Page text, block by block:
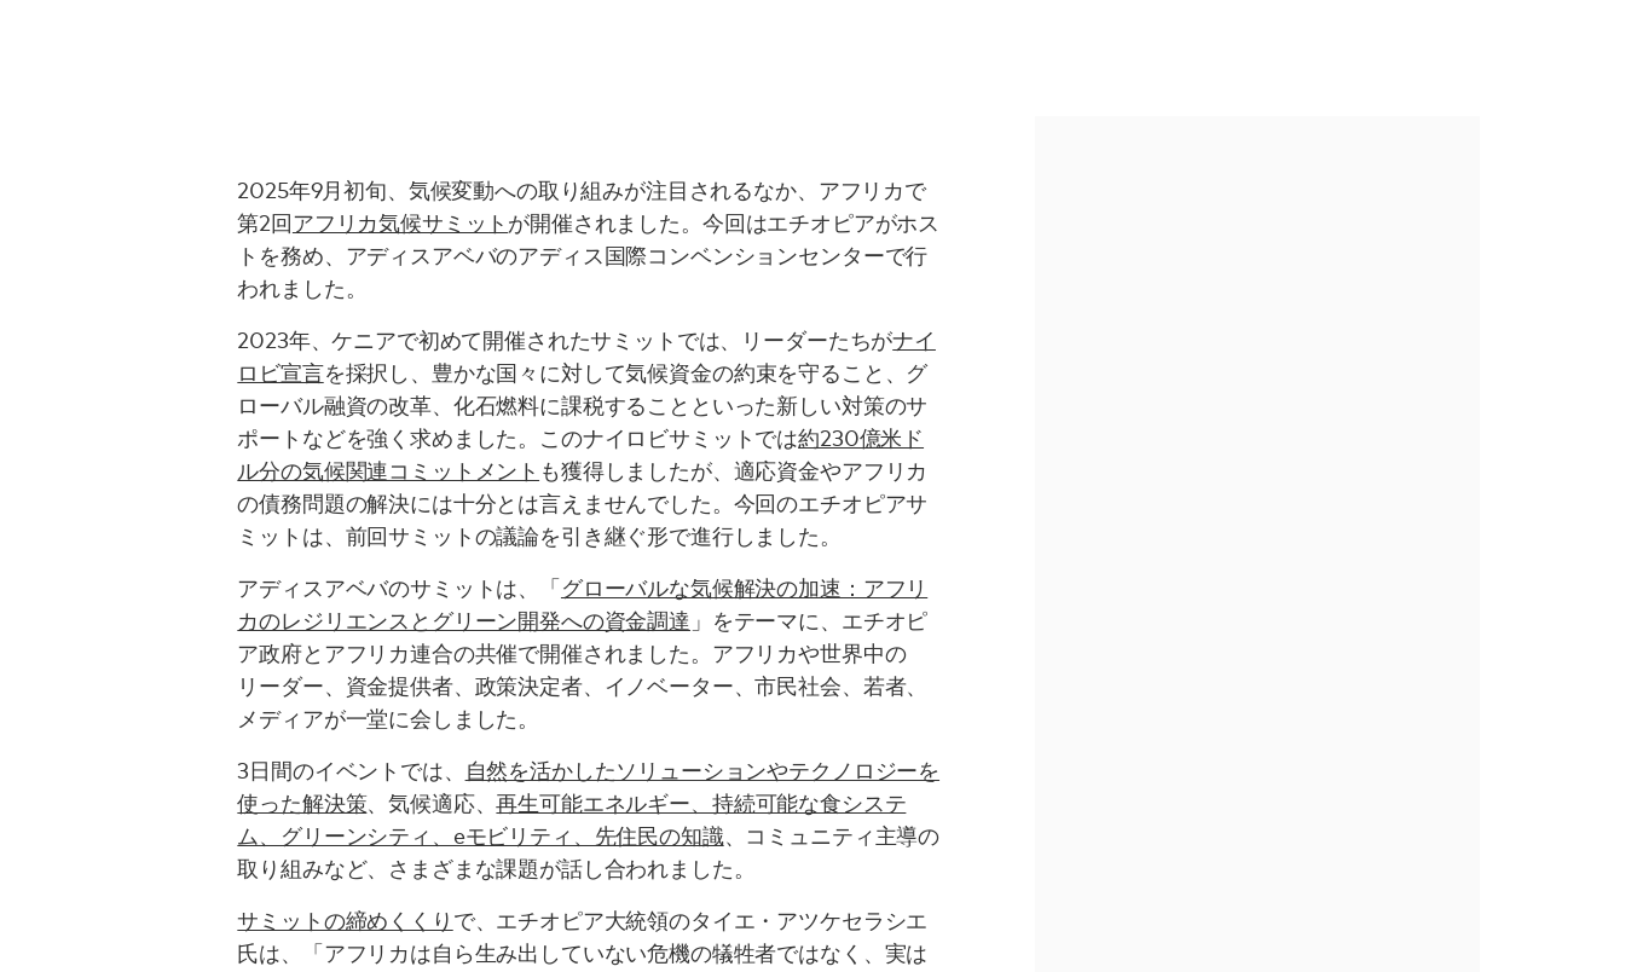
2025年9月初旬、気候変動への取り組みが注目されるなか、アフリカで
第2回アフリカ気候サミット が開催されました。今回はエチオピアがホス
トを務め、アディスアベバのアディス国際コンベンションセンターで行
われました。
2023年、ケニアで初めて開催されたサミットでは、リーダーたちがナイ
ロビ宣言を採択し、豊かな国々に対して気候資金の約束を守ること、グ
ローバル融資の改革、化石燃料に課税することといった新しい対策のサ
ポートなどを強く求めました。このナイロビサミットでは約230億米ド
ル分の気候関連コミットメント も獲得しましたが、適応資金やアフリカ
の債務問題の解決には十分とは言えませんでした。今回のエチオピアサ
ミットは、前回サミットの議論を引き継ぐ形で進行しました。
アディスアベバのサミットは、「グローバルな気候解決の加速：アフリ
カのレジリエンスとグリーン開発への資金調達 」をテーマに、エチオピ
ア政府とアフリカ連合の共催で開催されました。アフリカや世界中の
リーダー、資金提供者、政策決定者、イノベーター、市民社会、若者、
メディアが一堂に会しました。
3日間のイベントでは、
自然を活かしたソリューションやテクノロジーを
使った解決策、気候適応、再生可能エネルギー、持続可能な食システ
ム、グリーンシティ、eモビリティ、先住民の知識、コミュニティ主導の
取り組みなど、さまざまな課題が話し合われました。
サミットの締めくくり で、エチオピア大統領のタイエ・アツケセラシエ
氏は、「アフリカは自ら生み出していない危機の犠牲者ではなく、実は